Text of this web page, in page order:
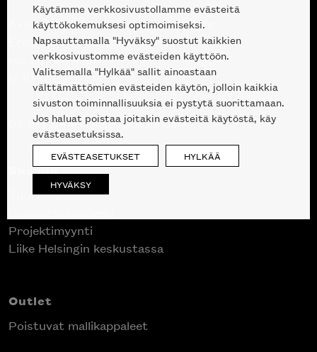
Avoinna kuluttajille ja ammattilaisille:
Erottajankatu 2, 00120 Helsinki
ma-pe 10 — 18
la 10-17
09 612 9440 |sales@skanno.fi
Skanno
Tuotteet
Projektimyynti
Liike Helsingin keskustassa
Outlet
Poistuvat mallikappaleet
Käytämme verkkosivustollamme evästeitä
käyttökokemuksesi optimoimiseksi.
Napsauttamalla "Hyväksy" suostut kaikkien
verkkosivustomme evästeiden käyttöön.
Valitsemalla "Hylkää" sallit ainoastaan
välttämättömien evästeiden käytön, jolloin kaikkia
sivuston toiminnallisuuksia ei pystytä suorittamaan.
Jos haluat poistaa joitakin evästeitä käytöstä, käy
evästeasetuksissa.
EVÄSTEASETUKSET HYLKÄÄ
HYVÄKSY